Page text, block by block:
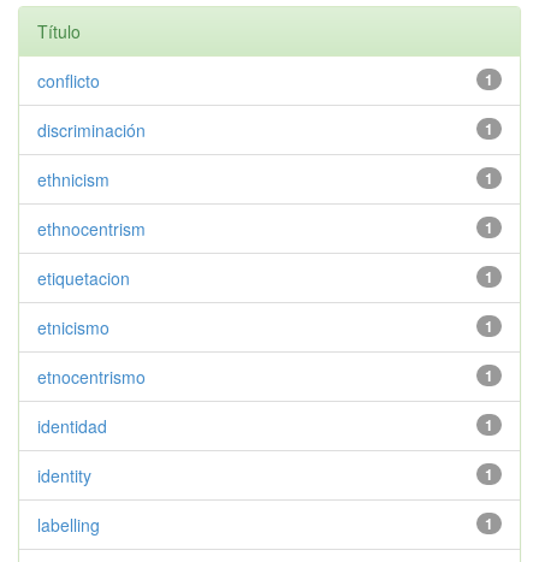
Título
1
conflicto
1
discriminación
1
ethnicism
1
ethnocentrism
1
etiquetacion
1
etnicismo
1
etnocentrismo
1
identidad
1
identity
1
labelling